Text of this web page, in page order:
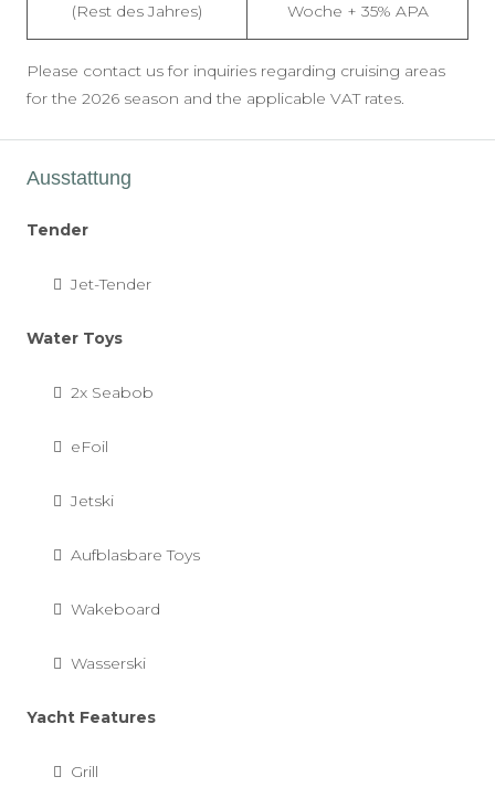
(Rest des Jahres)
Woche + 35% APA
Please contact us for inquiries regarding cruising areas
for the 2026 season and the applicable VAT rates.
Ausstattung
Tender
Jet-Tender
Water Toys
2x Seabob
eFoil
Jetski
Aufblasbare Toys
Wakeboard
Wasserski
Yacht Features
Grill